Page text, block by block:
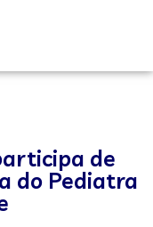
de
do Pediatra